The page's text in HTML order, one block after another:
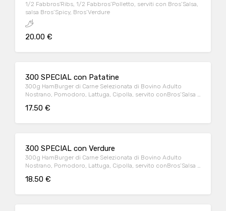
1/2 Fabbros'Ribs, 1/2 Fabbros’Polletto, serviti con Bros’Salsa,
salsa Bros’Spicy, Bros’Verdure
20.00 €
300 SPECIAL con Patatine
300g HamBurger di Carne Selezionata di Bovino Adulto
Nostrano, Pomodoro, Lattuga, Cipolla, servito conBros’Salsa e
17.50 €
300 SPECIAL con Verdure
300g HamBurger di Carne Selezionata di Bovino Adulto
Nostrano, Pomodoro, Lattuga, Cipolla, servito conBros’Salsa e
18.50 €